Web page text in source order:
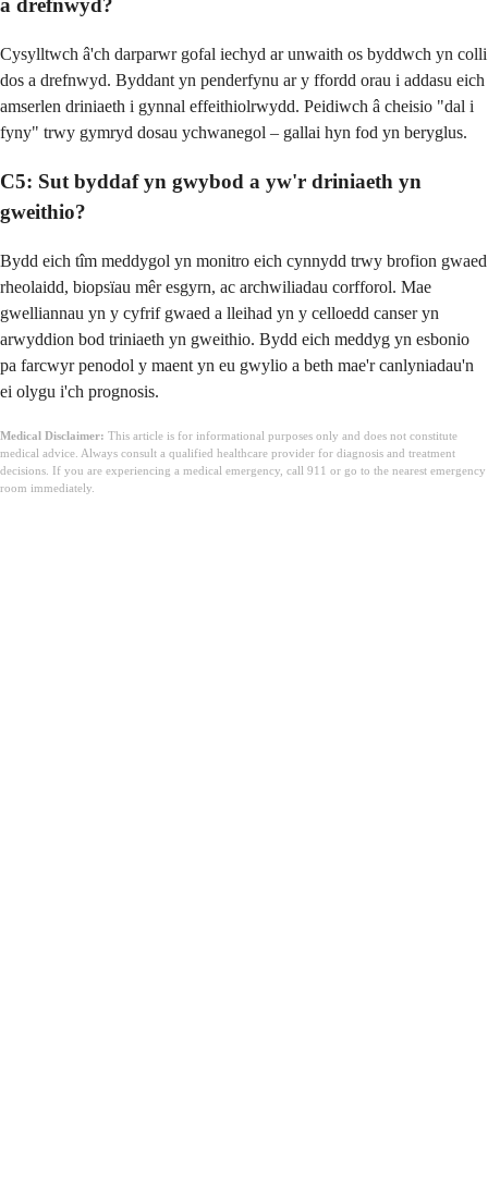
a drefnwyd?
Cysylltwch â'ch darparwr gofal iechyd ar unwaith os byddwch yn colli
dos a drefnwyd. Byddant yn penderfynu ar y ffordd orau i addasu eich
amserlen driniaeth i gynnal effeithiolrwydd. Peidiwch â cheisio "dal i
fyny" trwy gymryd dosau ychwanegol – gallai hyn fod yn beryglus.
C5: Sut byddaf yn gwybod a yw'r driniaeth yn
gweithio?
Bydd eich tîm meddygol yn monitro eich cynnydd trwy brofion gwaed
rheolaidd, biopsïau mêr esgyrn, ac archwiliadau corfforol. Mae
gwelliannau yn y cyfrif gwaed a lleihad yn y celloedd canser yn
arwyddion bod triniaeth yn gweithio. Bydd eich meddyg yn esbonio
pa farcwyr penodol y maent yn eu gwylio a beth mae'r canlyniadau'n
ei olygu i'ch prognosis.
Medical Disclaimer: This article is for informational purposes only and does not constitute
medical advice. Always consult a qualified healthcare provider for diagnosis and treatment
decisions. If you are experiencing a medical emergency, call 911 or go to the nearest emergency
room immediately.